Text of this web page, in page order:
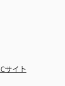
サイト